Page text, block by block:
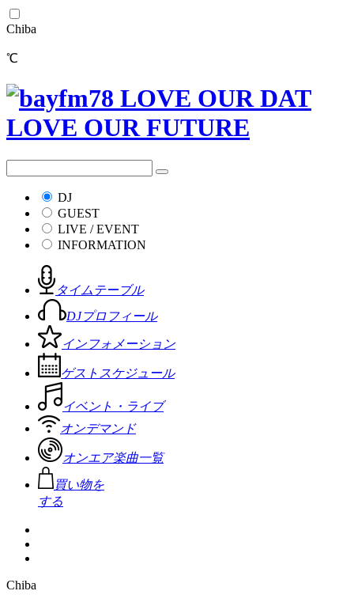
Chiba
℃
DJ
GUEST
LIVE / EVENT
INFORMATION
タイムテーブル
DJプロフィール
インフォメーション
ゲストスケジュール
イベント・ライブ
オンデマンド
オンエア楽曲一覧
買い物を
する
Chiba